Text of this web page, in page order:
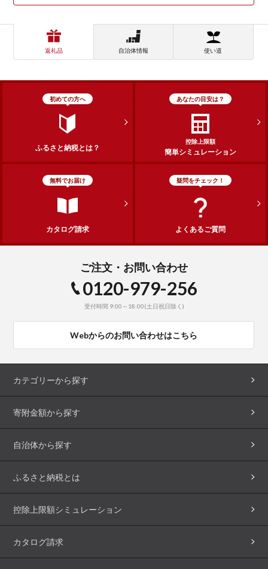
返礼品 自治体情報 使い道
初めての方へ
ふるさと納税とは？
あなたの目安は？
控除上限額
簡単シミュレーション
無料でお届け
カタログ請求
疑問をチェック！
よくあるご質問
ご注文・お問い合わせ
0120-979-256
受付時間 9:00～18:00(土日祝日除く)
Webからのお問い合わせはこちら
カテゴリーから探す
寄附金額から探す
自治体から探す
ふるさと納税とは
控除上限額シミュレーション
カタログ請求